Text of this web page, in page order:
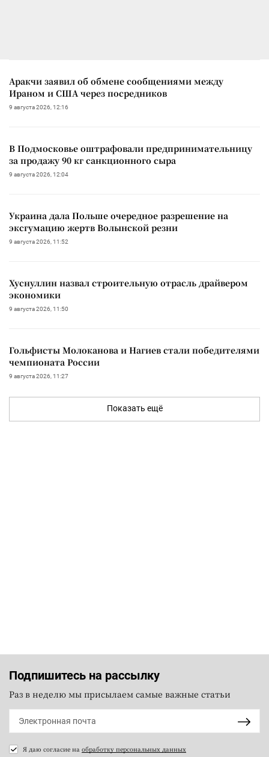
Аракчи заявил об обмене сообщениями между
Ираном и США через посредников
9 августа 2026, 12:16
В Подмосковье оштрафовали предпринимательницу
за продажу 90 кг санкционного сыра
9 августа 2026, 12:04
Украина дала Польше очередное разрешение на
эксгумацию жертв Волынской резни
9 августа 2026, 11:52
Хуснуллин назвал строительную отрасль драйвером
экономики
9 августа 2026, 11:50
Гольфисты Молоканова и Нагиев стали победителями
чемпионата России
9 августа 2026, 11:27
Показать ещё
Подпишитесь на рассылку
Раз в неделю мы присылаем самые важные статьи
Я даю согласие на обработку персональных данных